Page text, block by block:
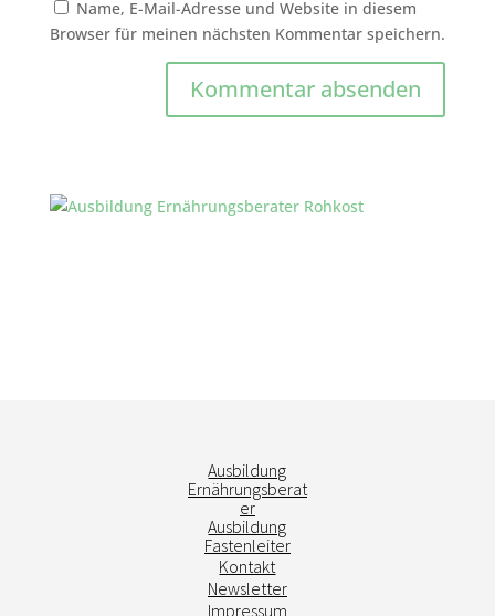
Name, E-Mail-Adresse und Website in diesem
Browser für meinen nächsten Kommentar speichern.
Ausbildung
Ernährungsberat
er
Ausbildung
Fastenleiter
Kontakt
Newsletter
Impressum